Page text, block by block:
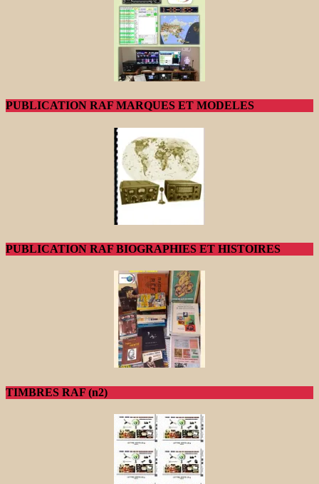
PUBLICATION RAF MARQUES ET MODELES
PUBLICATION RAF BIOGRAPHIES ET HISTOIRES
TIMBRES RAF (n2)